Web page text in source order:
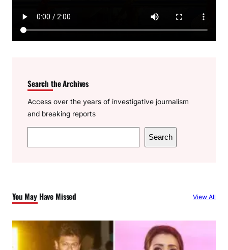
Search the Archives
Access over the years of investigative journalism
and breaking reports
e
h
Search
You May Have Missed View All